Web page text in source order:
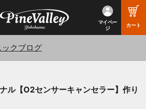
マイペー
ジ
カート
ックブログ
ル【O2センサーキャンセラー】作り